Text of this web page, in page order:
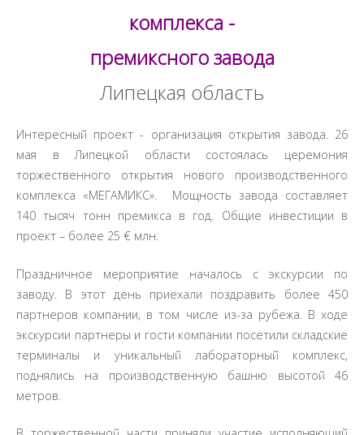
комплекса -
премиксного завода
Липецкая область
Интересный проект - организация открытия завода. 26
мая в Липецкой области состоялась церемония
торжественного открытия нового производственного
комплекса «МЕГАМИКС». Мощность завода составляет
140 тысяч тонн премикса в год. Общие инвестиции в
проект – более 25 € млн.
Праздничное мероприятие началось с экскурсии по
заводу. В этот день приехали поздравить более 450
партнеров компании, в том числе из-за рубежа. В ходе
экскурсии партнеры и гости компании посетили складские
терминалы и уникальный лабораторный комплекс,
поднялись на производственную башню высотой 46
метров.